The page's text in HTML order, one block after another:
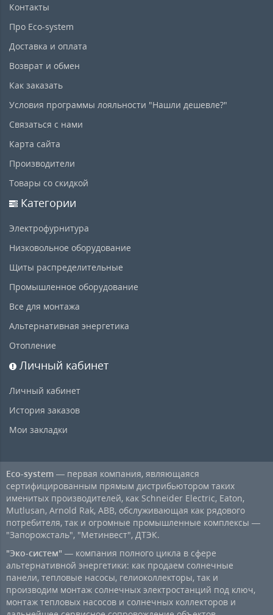
Контакты
Про Eco-system
Доставка и оплата
Возврат и обмен
Как заказать
Условия программы лояльности "Нашли дешевле?"
Связаться с нами
Карта сайта
Производители
Товары со скидкой
Категории
Электрофурнитура
Низковольное оборудование
Щиты распределительные
Промышленное оборудование
Все для монтажа
Альтернативная энергетика
Отопление
Личный кабинет
Личный кабинет
История заказов
Мои закладки
Eco-system — первая компания, являющаяся
сертифицированным прямым дистрибьютором таких
именитых производителей, как Schneider Electric, Eaton,
Mutlusan, Arnold Rak, ABB, обслуживающая как рядового
потребителя, так и огромные промышленные комплексы —
"Запорожсталь", "Метинвест", ДТЭК.
"Эко-систем" — компания полного цикла в сфере
альтернативной энергетики: как продаем солнечные
панели, тепловые насосы, гелиоколлекторы, так и
производим монтаж солнечных электростанций под ключ,
монтаж тепловых насосов и солнечных коллекторов и